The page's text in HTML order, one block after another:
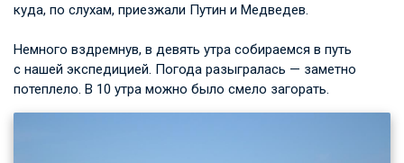
куда, по слухам, приезжали Путин и Медведев.
Немного вздремнув, в девять утра собираемся в путь
с нашей экспедицией. Погода разыгралась — заметно
потеплело. В 10 утра можно было смело загорать.